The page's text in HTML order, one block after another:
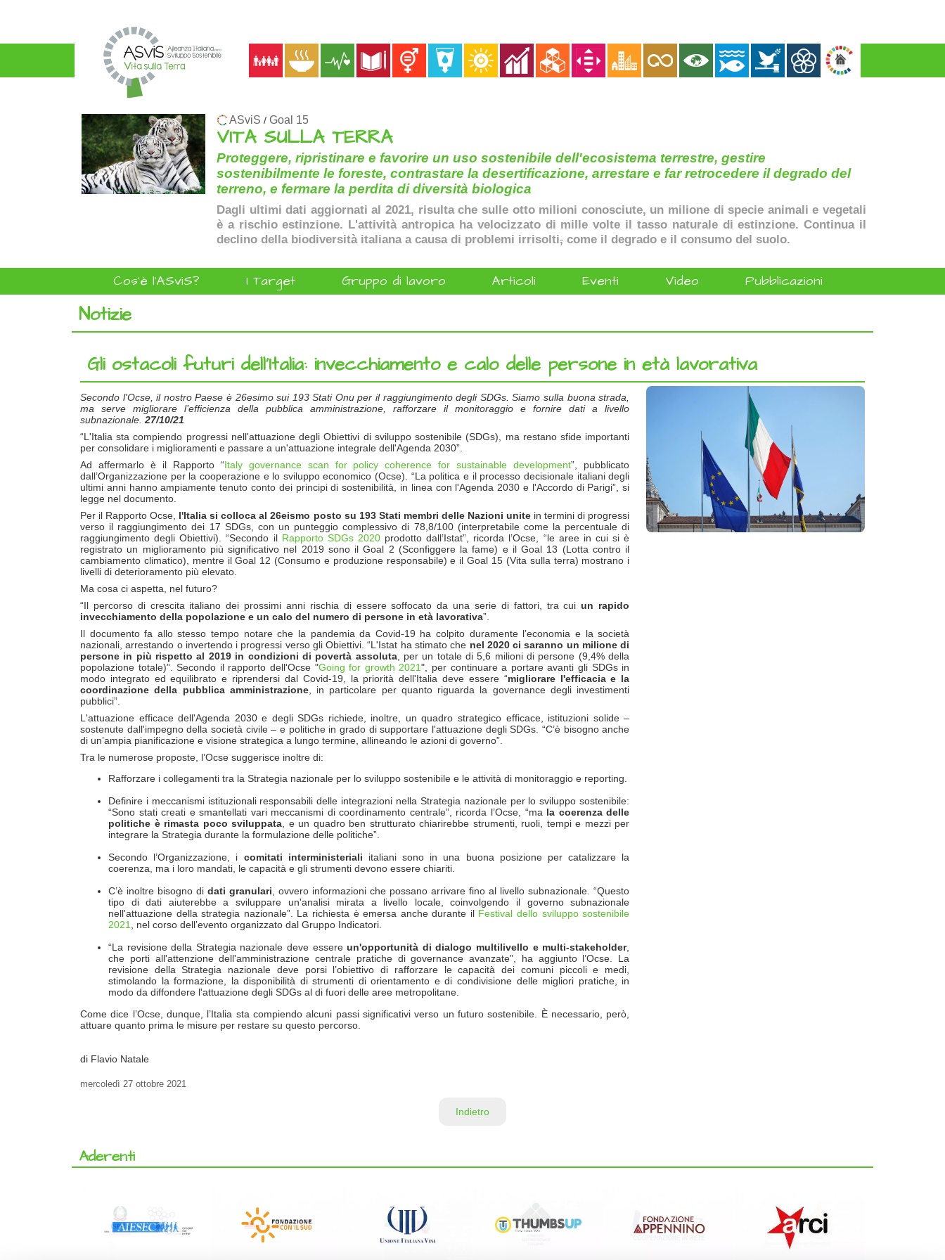
ASviS / Goal 15
VITA SULLA TERRA
Proteggere, ripristinare e favorire un uso sostenibile dell'ecosistema terrestre, gestire
sostenibilmente le foreste, contrastare la desertificazione, arrestare e far retrocedere il degrado del
terreno, e fermare la perdita di diversità biologica
Dagli ultimi dati aggiornati al 2021, risulta che sulle otto milioni conosciute, un milione di specie animali e vegetali
è a rischio estinzione. L'attività antropica ha velocizzato di mille volte il tasso naturale di estinzione. Continua il
declino della biodiversità italiana a causa di problemi irrisolti, come il degrado e il consumo del suolo.
Cos'è l'ASviS? I Target Gruppo di lavoro Articoli Eventi Video Pubblicazioni
Notizie
Gli ostacoli futuri dell’Italia: invecchiamento e calo delle persone in età lavorativa
Secondo l'Ocse, il nostro Paese è 26esimo sui 193 Stati Onu per il raggiungimento degli SDGs. Siamo sulla buona strada,
ma serve migliorare l’efficienza della pubblica amministrazione, rafforzare il monitoraggio e fornire dati a livello
subnazionale. 27/10/21
“L'Italia sta compiendo progressi nell'attuazione degli Obiettivi di sviluppo sostenibile (SDGs), ma restano sfide importanti
per consolidare i miglioramenti e passare a un'attuazione integrale dell'Agenda 2030”.
Ad affermarlo è il Rapporto “Italy governance scan for policy coherence for sustainable development”, pubblicato
dall’Organizzazione per la cooperazione e lo sviluppo economico (Ocse). “La politica e il processo decisionale italiani degli
ultimi anni hanno ampiamente tenuto conto dei principi di sostenibilità, in linea con l'Agenda 2030 e l'Accordo di Parigi”, si
legge nel documento.
Per il Rapporto Ocse, l'Italia si colloca al 26eismo posto su 193 Stati membri delle Nazioni unitein termini di progressi
verso il raggiungimento dei 17 SDGs, con un punteggio complessivo di 78,8/100 (interpretabile come la percentuale di
raggiungimento degli Obiettivi). “Secondo il Rapporto SDGs 2020prodotto dall’Istat”, ricorda l’Ocse, “le aree in cui si è
registrato un miglioramento più significativo nel 2019 sono il Goal 2 (Sconfiggere la fame) e il Goal 13 (Lotta contro il
cambiamento climatico), mentre il Goal 12 (Consumo e produzione responsabile) e il Goal 15 (Vita sulla terra) mostrano i
livelli di deterioramento più elevato.
Ma cosa ci aspetta, nel futuro?
“Il percorso di crescita italiano dei prossimi anni rischia di essere soffocato da una serie di fattori, tra cuiun rapido
invecchiamento della popolazione e un calo del numero di persone in età lavorativa”.
Il documento fa allo stesso tempo notare che la pandemia da Covid-19 ha colpito duramente l’economia e la società
nazionali, arrestando o invertendo i progressi verso gli Obiettivi. “L'Istat ha stimato che nel 2020 ci saranno un milione di
persone in più rispetto al 2019 in condizioni di povertà assoluta, per un totale di 5,6 milioni di persone (9,4% della
popolazione totale)”. Secondo il rapporto dell'Ocse "Going for growth 2021", per continuare a portare avanti gli SDGs in
modo integrato ed equilibrato e riprendersi dal Covid-19, la priorità dell'Italia deve essere “migliorare l'efficacia e la
coordinazione della pubblica amministrazione, in particolare per quanto riguarda la governance degli investimenti
pubblici”.
L'attuazione efficace dell'Agenda 2030 e degli SDGs richiede, inoltre, un quadro strategico efficace, istituzioni solide –
sostenute dall'impegno della società civile – e politiche in grado di supportare l'attuazione degli SDGs. “C’è bisogno anche
di un’ampia pianificazione e visione strategica a lungo termine, allineando le azioni di governo”.
Tra le numerose proposte, l’Ocse suggerisce inoltre di:
Rafforzare i collegamenti tra la Strategia nazionale per lo sviluppo sostenibile e le attività di monitoraggio e reporting.
Definire i meccanismi istituzionali responsabili delle integrazioni nella Strategia nazionale per lo sviluppo sostenibile:
“Sono stati creati e smantellati vari meccanismi di coordinamento centrale”, ricorda l’Ocse, “ma la coerenza delle
politiche è rimasta poco sviluppata, e un quadro ben strutturato chiarirebbe strumenti, ruoli, tempi e mezzi per
integrare la Strategia durante la formulazione delle politiche”.
Secondo l’Organizzazione, i comitati interministeriali italiani sono in una buona posizione per catalizzare la
coerenza, ma i loro mandati, le capacità e gli strumenti devono essere chiariti.
C’è inoltre bisogno didati granulari, ovvero informazioni che possano arrivare fino al livello subnazionale. “Questo
tipo di dati aiuterebbe a sviluppare un'analisi mirata a livello locale, coinvolgendo il governo subnazionale
nell'attuazione della strategia nazionale”. La richiesta è emersa anche durante il Festival dello sviluppo sostenibile
2021, nel corso dell’evento organizzato dal Gruppo Indicatori.
“La revisione della Strategia nazionale deve essereun'opportunità di dialogo multilivello e multi-stakeholder,
che porti all'attenzione dell'amministrazione centrale pratiche di governance avanzate”, ha aggiunto l’Ocse. La
revisione della Strategia nazionale deve porsi l’obiettivo di rafforzare le capacità dei comuni piccoli e medi,
stimolando la formazione, la disponibilità di strumenti di orientamento e di condivisione delle migliori pratiche, in
modo da diffondere l'attuazione degli SDGs al di fuori delle aree metropolitane.
Come dice l’Ocse, dunque, l’Italia sta compiendo alcuni passi significativi verso un futuro sostenibile. È necessario, però,
attuare quanto prima le misure per restare su questo percorso.
di Flavio Natale
mercoledì 27 ottobre 2021
Indietro
Aderenti